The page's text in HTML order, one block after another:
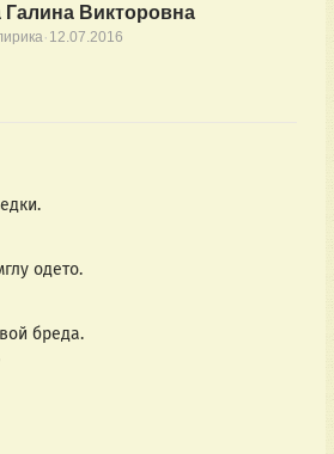
Викторовна
· 12.07.2016
одето.
бреда.